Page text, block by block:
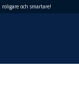
och smartare!